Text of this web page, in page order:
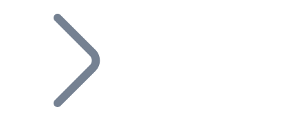
Bitcoin